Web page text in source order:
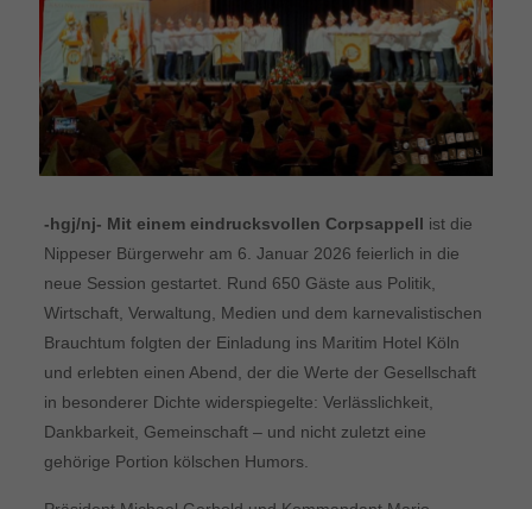
-hgj/nj- Mit einem eindrucksvollen Corpsappell ist die
Nippeser Bürgerwehr am 6. Januar 2026 feierlich in die
neue Session gestartet. Rund 650 Gäste aus Politik,
Wirtschaft, Verwaltung, Medien und dem karnevalistischen
Brauchtum folgten der Einladung ins Maritim Hotel Köln
und erlebten einen Abend, der die Werte der Gesellschaft
in besonderer Dichte widerspiegelte: Verlässlichkeit,
Dankbarkeit, Gemeinschaft – und nicht zuletzt eine
gehörige Portion kölschen Humors.